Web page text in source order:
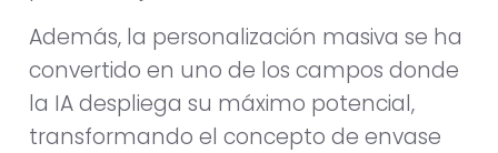
Además, la personalización masiva se ha
convertido en uno de los campos donde
la IA despliega su máximo potencial,
transformando el concepto de envase